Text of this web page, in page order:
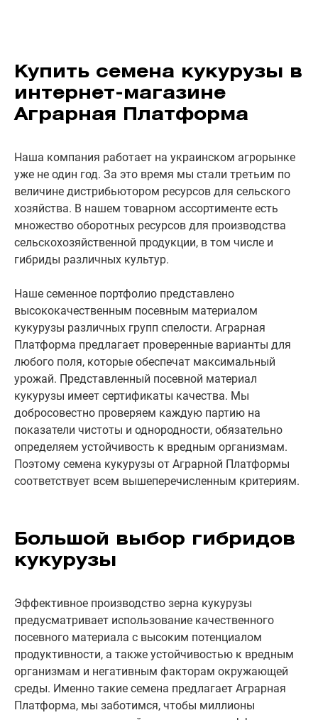
Купить семена кукурузы в
интернет-магазине
Аграрная Платформа
Наша компания работает на украинском агрорынке
уже не один год. За это время мы стали третьим по
величине дистрибьютором ресурсов для сельского
хозяйства. В нашем товарном ассортименте есть
множество оборотных ресурсов для производства
сельскохозяйственной продукции, в том числе и
гибриды различных культур.
Наше семенное портфолио представлено
высококачественным посевным материалом
кукурузы различных групп спелости. Аграрная
Платформа предлагает проверенные варианты для
любого поля, которые обеспечат максимальный
урожай. Представленный посевной материал
кукурузы имеет сертификаты качества. Мы
добросовестно проверяем каждую партию на
показатели чистоты и однородности, обязательно
определяем устойчивость к вредным организмам.
Поэтому семена кукурузы от Аграрной Платформы
соответствует всем вышеперечисленным критериям.
Большой выбор гибридов
кукурузы
Эффективное производство зерна кукурузы
предусматривает использование качественного
посевного материала с высоким потенциалом
продуктивности, а также устойчивостью к вредным
организмам и негативным факторам окружающей
среды. Именно такие семена предлагает Аграрная
Платформа, мы заботимся, чтобы миллионы